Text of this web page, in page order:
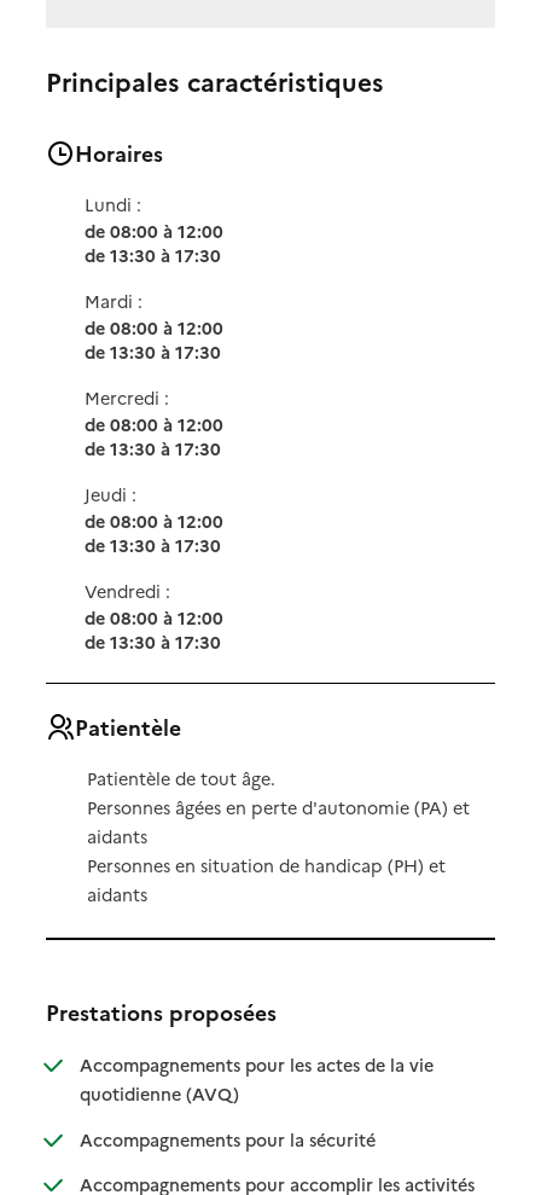
Principales caractéristiques
Horaires
Lundi :
de 08:00 à 12:00
de 13:30 à 17:30
Mardi :
de 08:00 à 12:00
de 13:30 à 17:30
Mercredi :
de 08:00 à 12:00
de 13:30 à 17:30
Jeudi :
de 08:00 à 12:00
de 13:30 à 17:30
Vendredi :
de 08:00 à 12:00
de 13:30 à 17:30
Patientèle
Patientèle de tout âge.
Personnes âgées en perte d'autonomie (PA) et
aidants
Personnes en situation de handicap (PH) et
aidants
Prestations proposées
Accompagnements pour les actes de la vie
quotidienne (AVQ): disponible
: non disponible
Accompagnements pour la sécurité: disponible
: non disponible
Accompagnements pour accomplir les activités